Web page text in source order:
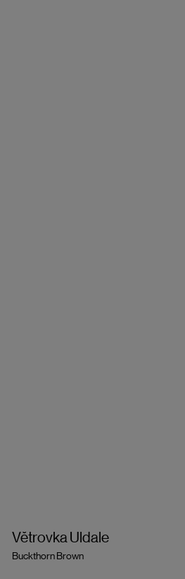
Větrovka Uldale
Buckthorn Brown